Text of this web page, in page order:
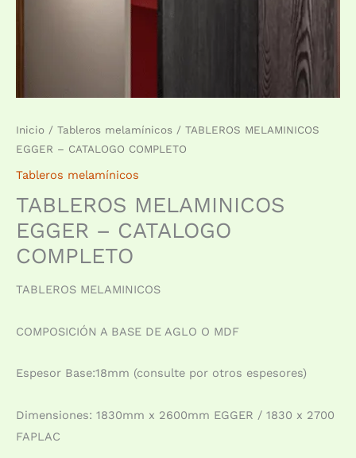
Inicio / Tableros melamínicos / TABLEROS MELAMINICOS
EGGER – CATALOGO COMPLETO
Tableros melamínicos
TABLEROS MELAMINICOS
EGGER – CATALOGO
COMPLETO
TABLEROS MELAMINICOS
COMPOSICIÓN A BASE DE AGLO O MDF
Espesor Base:18mm (consulte por otros espesores)
Dimensiones: 1830mm x 2600mm EGGER / 1830 x 2700
FAPLAC